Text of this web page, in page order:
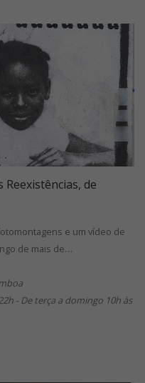
de
e um vídeo de
de mais de…
- De terça a domingo 10h às